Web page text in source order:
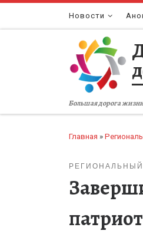
Перейти к содержимому
Новости
Большая дорога
Главная »